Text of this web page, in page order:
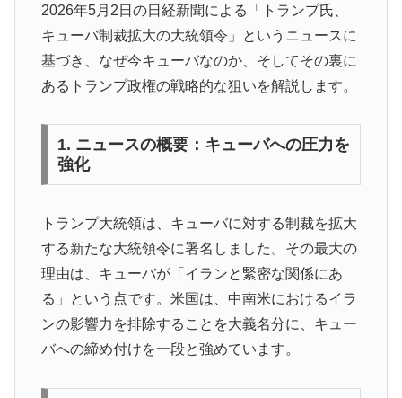
2026年5月2日の日経新聞による「トランプ氏、
キューバ制裁拡大の大統領令」というニュースに
基づき、なぜ今キューバなのか、そしてその裏に
あるトランプ政権の戦略的な狙いを解説します。
1. ニュースの概要：キューバへの圧力を
強化
トランプ大統領は、キューバに対する制裁を拡大
する新たな大統領令に署名しました。その最大の
理由は、キューバが「イランと緊密な関係にあ
る」という点です。米国は、中南米におけるイラ
ンの影響力を排除することを大義名分に、キュー
バへの締め付けを一段と強めています。